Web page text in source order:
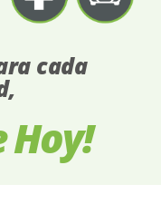
cada
Hoy!